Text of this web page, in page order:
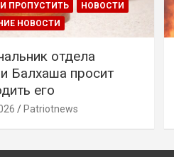
ПРОПУСТИТЬ
НОВОСТИ
НОВОСТИ
отдела
Балхаша просит
его
Patriotnews